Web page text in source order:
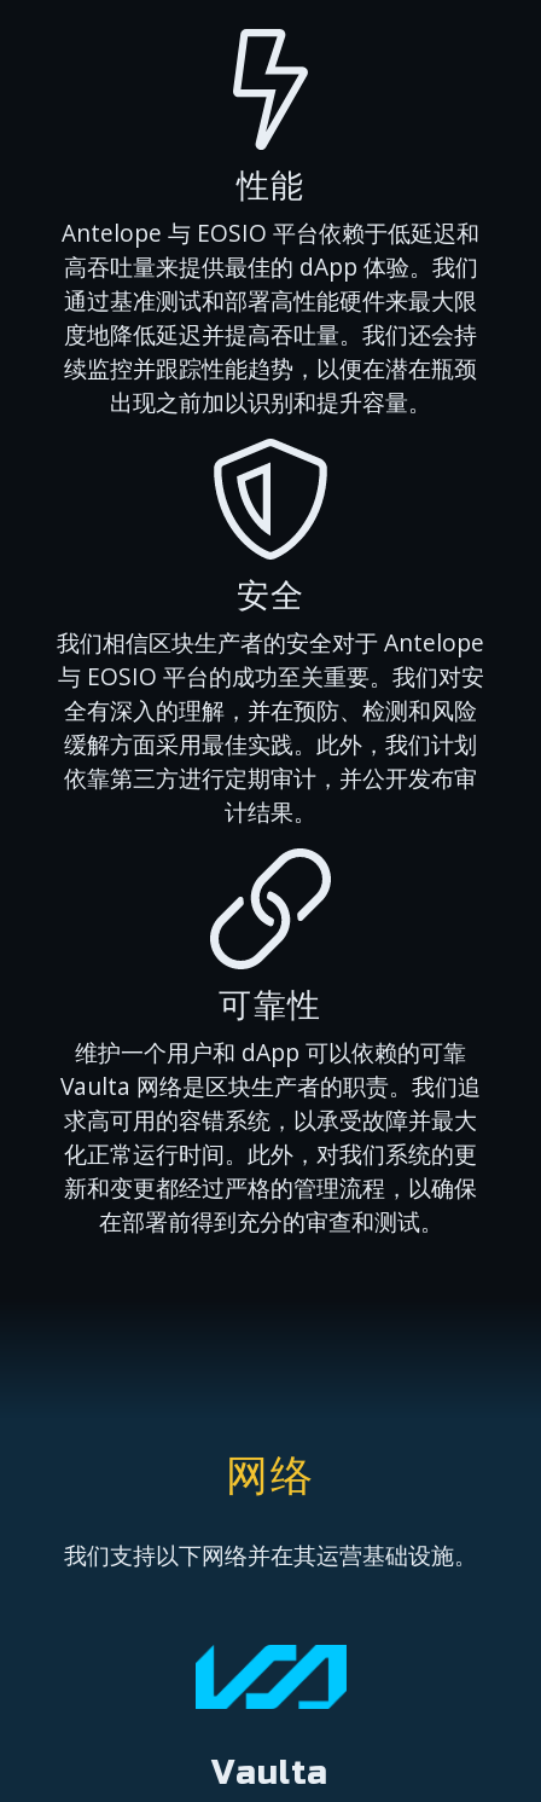
性能
Antelope 与 EOSIO 平台依赖于低延迟和
高吞吐量来提供最佳的 dApp 体验。我们
通过基准测试和部署高性能硬件来最大限
度地降低延迟并提高吞吐量。我们还会持
续监控并跟踪性能趋势，以便在潜在瓶颈
出现之前加以识别和提升容量。
安全
我们相信区块生产者的安全对于 Antelope
与 EOSIO 平台的成功至关重要。我们对安
全有深入的理解，并在预防、检测和风险
缓解方面采用最佳实践。此外，我们计划
依靠第三方进行定期审计，并公开发布审
计结果。
可靠性
维护一个用户和 dApp 可以依赖的可靠
Vaulta 网络是区块生产者的职责。我们追
求高可用的容错系统，以承受故障并最大
化正常运行时间。此外，对我们系统的更
新和变更都经过严格的管理流程，以确保
在部署前得到充分的审查和测试。
网络
我们支持以下网络并在其运营基础设施。
Vaulta